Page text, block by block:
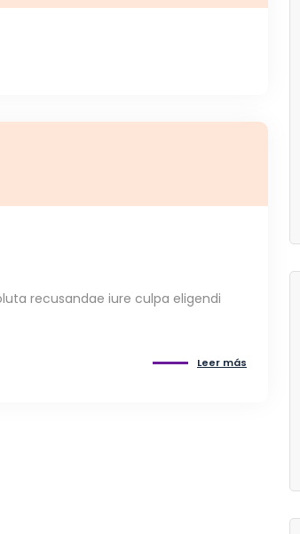
recusandae iure culpa eligendi
Leer más